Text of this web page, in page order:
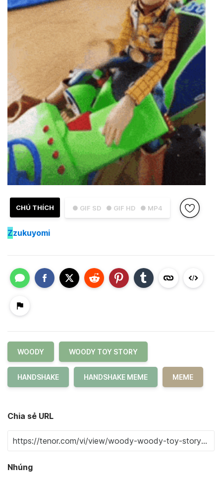
● GIF SD ● GIF HD ● MP4
CHÚ THÍCH
Zzukuyomi
WOODY WOODY TOY STORY
HANDSHAKE HANDSHAKE MEME MEME
Chia sẻ URL
Nhúng